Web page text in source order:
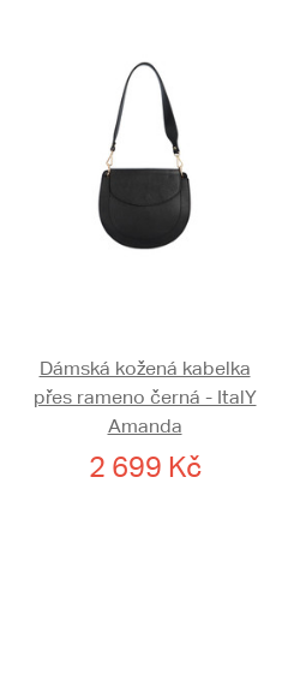
Dámská kožená kabelka
přes rameno černá - ItalY
Amanda
2 699 Kč